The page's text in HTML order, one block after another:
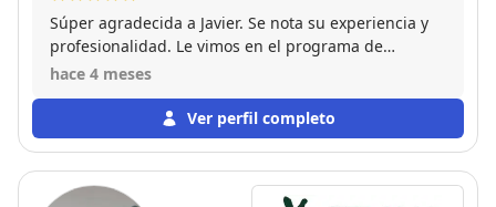
Súper agradecida a Javier. Se nota su experiencia y
profesionalidad. Le vimos en el programa de
televisión en la8 y nos encantó . Nos valoró el piso y
hacer nada. Siempre agradecidos por su ayuda
profesional y personal. Nos alegra muchísimo todo
hace 4 meses
Ver perfil completo